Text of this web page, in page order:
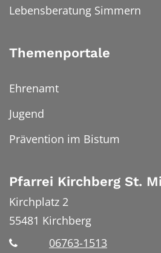
Lebensberatung Simmern
Themenportale
Ehrenamt
Jugend
Prävention im Bistum
Pfarrei Kirchberg St.
Kirchplatz 2
55481 Kirchberg
06763-1513